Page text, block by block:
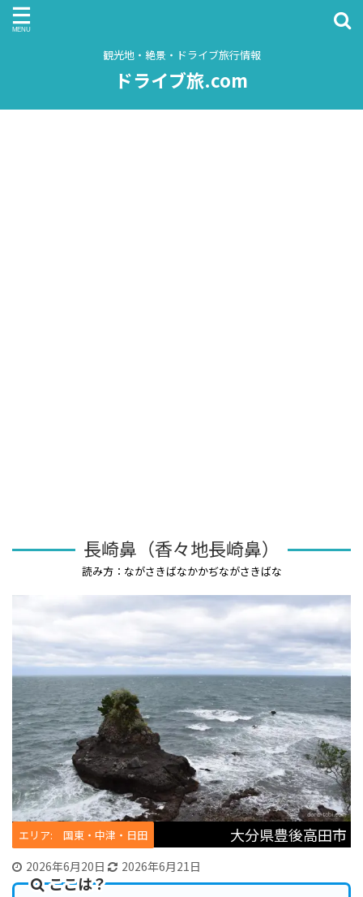
観光地・絶景・ドライブ旅行情報
ドライブ旅.com
長崎鼻（香々地長崎鼻）
読み方：ながさきばなかかぢながさきばな
エリア: 国東・中津・日田 大分県豊後高田市
2026年6月20日 2026年6月21日
ここは？